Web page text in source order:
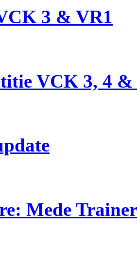
3 & VR1
VCK 3, 4 &
Mede